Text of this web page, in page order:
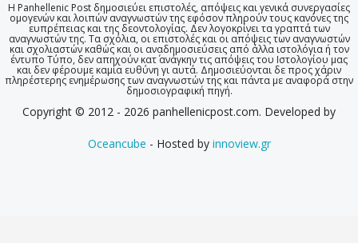
Η Panhellenic Post δημοσιεύει επιστολές, απόψεις και γενικά συνεργασίες
ομογενών και λοιπών αναγνωστών της εφόσον πληρούν τους κανόνες της
ευπρέπειας και της δεοντολογίας. Δεν λογοκρίνει τα γραπτά των
αναγνωστών της. Τα σχόλια, οι επιστολές και οι απόψεις των αναγνωστών
και σχολιαστών καθώς και οι αναδημοσιεύσεις από άλλα ιστολόγια ή τον
έντυπο Τύπο, δεν απηχούν κατ΄ ανάγκην τις απόψεις του Ιστολογίου μας
και δεν φέρουμε καμία ευθύνη γι αυτά. Δημοσιεύονται δε προς χάριν
πληρέστερης ενημέρωσης των αναγνωστών της και πάντα με αναφορά στην
δημοσιογραφική πηγή.
Copyright © 2012 - 2026 panhellenicpost.com. Developed by
Oceancube - Hosted by innoview.gr